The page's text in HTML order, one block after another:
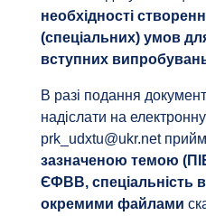
необхідності
(спеціальних) умов
вступних
В разі подання
надіслати на
prk_udxtu@ukr.net
зазначеною темою
ЄФВВ, спеціальність
окремими файлами